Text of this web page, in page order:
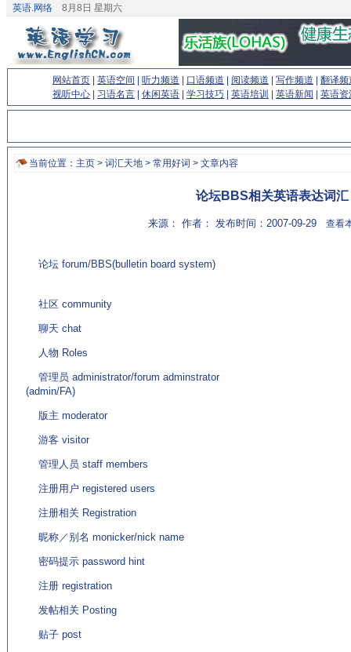
英语.网络 8月8日 星期六
网站首页 英语空间 听力频道 口语频道 阅读频道 写作频道
翻译频
视听中心
习语名言 休闲英语 学习技巧 英语培训 英语新闻 英语资
当前位置： 主页 > 词汇天地 > 常用好词 > 文章内容
论坛BBS相关英语表达词汇
来源： 作者： 发布时间：2007-09-29 查看
论坛 forum/BBS(bulletin board system)
社区 community
聊天 chat
人物 Roles
管理员 administrator/forum adminstrator
(admin/FA)
版主 moderator
游客 visitor
管理人员 staff members
注册用户 registered users
注册相关 Registration
昵称／别名 monicker/nick name
密码提示 password hint
注册 registration
发帖相关 Posting
贴子 post